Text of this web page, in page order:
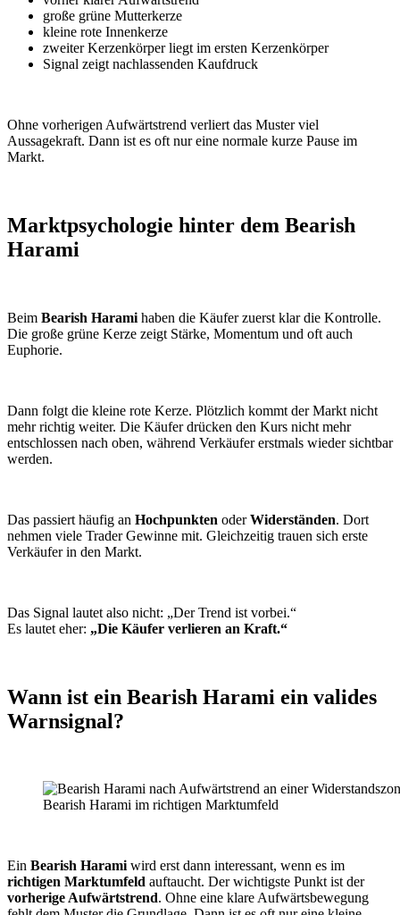
große grüne Mutterkerze
kleine rote Innenkerze
zweiter Kerzenkörper liegt im ersten Kerzenkörper
Signal zeigt nachlassenden Kaufdruck
Ohne vorherigen Aufwärtstrend verliert das Muster viel
Aussagekraft. Dann ist es oft nur eine normale kurze Pause im
Markt.
Marktpsychologie hinter dem Bearish
Harami
Beim Bearish Harami haben die Käufer zuerst klar die Kontrolle.
Die große grüne Kerze zeigt Stärke, Momentum und oft auch
Euphorie.
Dann folgt die kleine rote Kerze. Plötzlich kommt der Markt nicht
mehr richtig weiter. Die Käufer drücken den Kurs nicht mehr
entschlossen nach oben, während Verkäufer erstmals wieder sichtbar
werden.
Das passiert häufig an Hochpunkten oderWiderständen. Dort
nehmen viele Trader Gewinne mit. Gleichzeitig trauen sich erste
Verkäufer in den Markt.
Das Signal lautet also nicht: „Der Trend ist vorbei.“
Es lautet eher: „Die Käufer verlieren an Kraft.“
Wann ist ein Bearish Harami ein valides
Warnsignal?
Bearish Harami im richtigen Marktumfeld
Ein Bearish Haramiwird erst dann interessant, wenn es im
richtigen Marktumfeld auftaucht. Der wichtigste Punkt ist der
vorherige Aufwärtstrend. Ohne eine klare Aufwärtsbewegung